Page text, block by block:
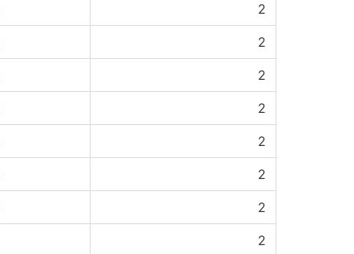
2
2
2
2
2
2
2
2